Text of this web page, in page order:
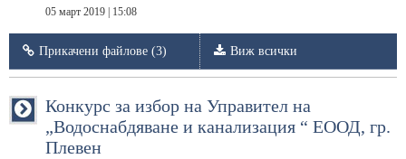
05 март 2019 | 15:08
Прикачени файлове (3) Виж всички
Конкурс за избор на Управител на
„Водоснабдяване и канализация “ ЕООД, гр.
Плевен